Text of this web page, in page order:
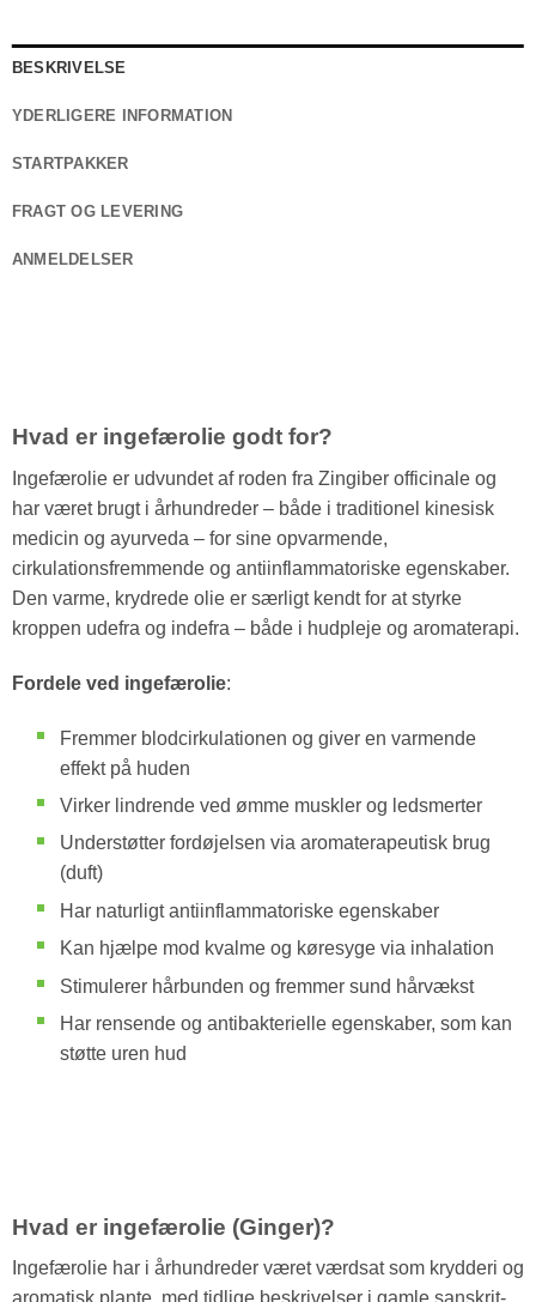
BESKRIVELSE
YDERLIGERE INFORMATION
STARTPAKKER
FRAGT OG LEVERING
ANMELDELSER
Hvad er ingefærolie godt for?
Ingefærolie er udvundet af roden fra Zingiber officinale og
har været brugt i århundreder – både i traditionel kinesisk
medicin og ayurveda – for sine opvarmende,
cirkulationsfremmende og antiinflammatoriske egenskaber.
Den varme, krydrede olie er særligt kendt for at styrke
kroppen udefra og indefra – både i hudpleje og aromaterapi.
Fordele ved ingefærolie:
Fremmer blodcirkulationen og giver en varmende
effekt på huden
Virker lindrende ved ømme muskler og ledsmerter
Understøtter fordøjelsen via aromaterapeutisk brug
(duft)
Har naturligt antiinflammatoriske egenskaber
Kan hjælpe mod kvalme og køresyge via inhalation
Stimulerer hårbunden og fremmer sund hårvækst
Har rensende og antibakterielle egenskaber, som kan
støtte uren hud
Hvad er ingefærolie (Ginger)?
Ingefærolie har i århundreder været værdsat som krydderi og